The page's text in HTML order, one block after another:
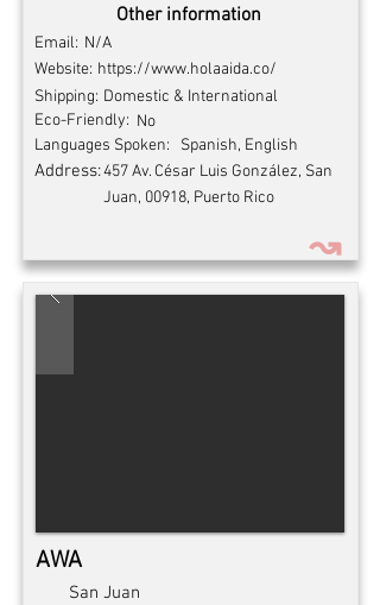
Other information
Email: N/A
Website: https://www.holaaida.co/
Domestic & International
Shipping:
Eco-Friendly: No
Spanish, English
Languages Spoken:
Address:457 Av. César Luis González, San
Juan, 00918, Puerto Rico
↝
AWA
San Juan